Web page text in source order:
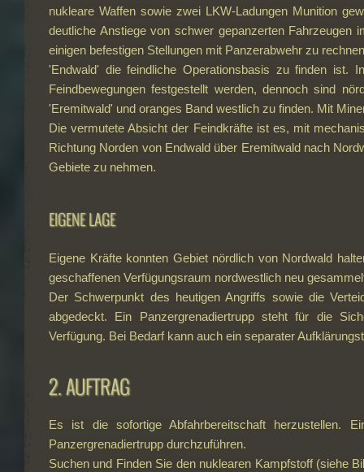
nukleare Waffen sowie zwei LKW-Ladungen Munition
deutliche Anstiege von schwer gepanzerten Fahrzeugen
einigen befestigen Stellungen mit Panzerabwehr zu
'Endwald' die feindliche Operationsbasis zu finden ist.
Feindbewegungen festgestellt werden, dennoch sind
'Eremitwald' und oranges Band westlich zu finden. Mit
Die vermutete Absicht der Feindkräfte ist es, mit
Richtung Norden von Endwald über Eremitwald nach
Gebiete zu nehmen.
EIGENE LAGE
Eigene Kräfte konnten Gebiet nördlich von Nordwald
geschaffenen Verfügungsraum nordwestlich neu
Der Schwerpunkt des heutigen Angriffs sowie die
abgedeckt. Ein Panzergrenadiertrupp steht für die
Verfügung. Bei Bedarf kann auch ein separater
2. AUFTRAG
Es ist die sofortige Abfahrbereitschaft herzustellen.
Panzergrenadiertrupp durchzuführen.
Suchen und Finden Sie den nuklearen Kampfstoff (siehe